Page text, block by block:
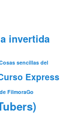
invertida
sencillas del
Express
FilmoraGo